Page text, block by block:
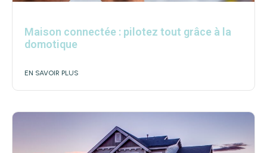
Maison connectée : pilotez tout grâce à la
domotique
EN SAVOIR PLUS